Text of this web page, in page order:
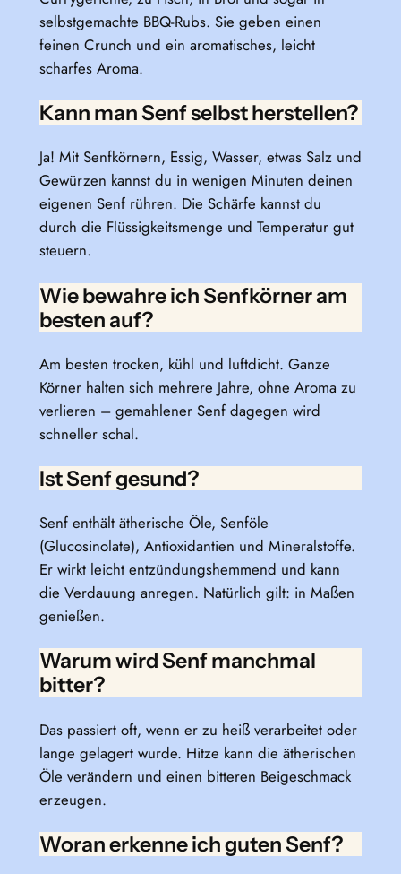
selbstgemachte BBQ-Rubs. Sie geben einen
feinen Crunch und ein aromatisches, leicht
scharfes Aroma.
Kann man Senf selbst herstellen?
Ja! Mit Senfkörnern, Essig, Wasser, etwas Salz und
Gewürzen kannst du in wenigen Minuten deinen
eigenen Senf rühren. Die Schärfe kannst du
durch die Flüssigkeitsmenge und Temperatur gut
steuern.
Wie bewahre ich Senfkörner am
besten auf?
Am besten trocken, kühl und luftdicht. Ganze
Körner halten sich mehrere Jahre, ohne Aroma zu
verlieren – gemahlener Senf dagegen wird
schneller schal.
Ist Senf gesund?
Senf enthält ätherische Öle, Senföle
(Glucosinolate), Antioxidantien und Mineralstoffe.
Er wirkt leicht entzündungshemmend und kann
die Verdauung anregen. Natürlich gilt: in Maßen
genießen.
Warum wird Senf manchmal
bitter?
Das passiert oft, wenn er zu heiß verarbeitet oder
lange gelagert wurde. Hitze kann die ätherischen
Öle verändern und einen bitteren Beigeschmack
erzeugen.
Woran erkenne ich guten Senf?